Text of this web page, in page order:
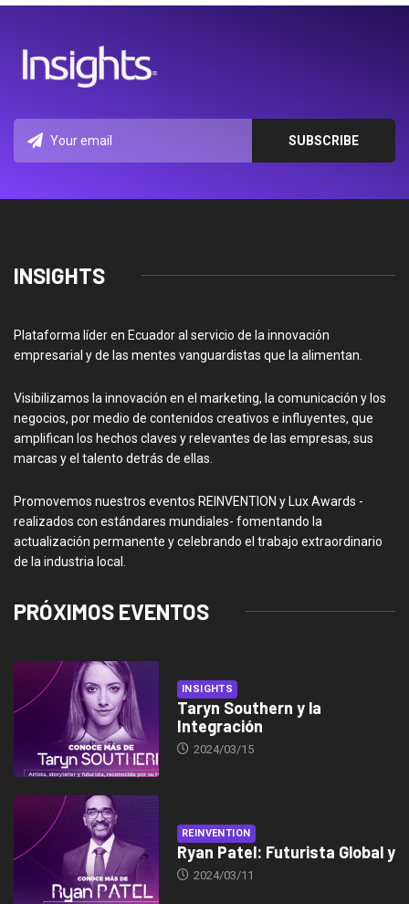
INSIGHTS
Plataforma líder en Ecuador al servicio de la innovación
empresarial y de las mentes vanguardistas que la alimentan.
Visibilizamos la innovación en el marketing, la comunicación y los
negocios, por medio de contenidos creativos e influyentes, que
amplifican los hechos claves y relevantes de las empresas, sus
marcas y el talento detrás de ellas.
Promovemos nuestros eventos REINVENTION y Lux Awards -
realizados con estándares mundiales- fomentando la
actualización permanente y celebrando el trabajo extraordinario
de la industria local.
PRÓXIMOS EVENTOS
INSIGHTS
Taryn Southern y la
Integración
2024/03/15
REINVENTION
Ryan Patel: Futurista Global y
2024/03/11